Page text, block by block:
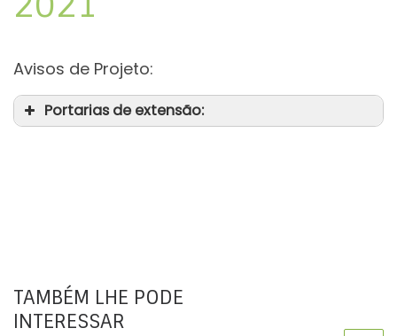
Avisos de Projeto:
Portarias de extensão:
TAMBÉM LHE PODE
INTERESSAR